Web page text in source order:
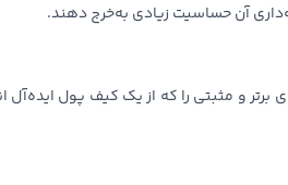
آن حساسیت زیادی به‌خرج دهند.
و مثبتی را که از یک کیف پول ایده‌آل